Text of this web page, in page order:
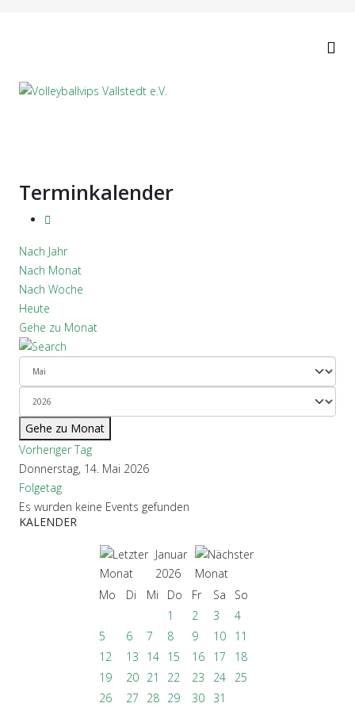
Terminkalender
Nach Jahr
Nach Monat
Nach Woche
Heute
Gehe zu Monat
Gehe zu Monat
Vorheriger Tag
Donnerstag, 14. Mai 2026
Folgetag
Es wurden keine Events gefunden
KALENDER
Januar
2026
Mo
Di Mi Do Fr Sa
So
1
2 3
4
5
6 7 8 9 10
11
12
13 14 15 16 17
18
19
20 21 22 23 24
25
26
27 28 29 30 31